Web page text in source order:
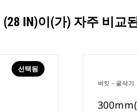
(28 IN)이(가) 자주 비
선택됨
버킷 - 굴삭기